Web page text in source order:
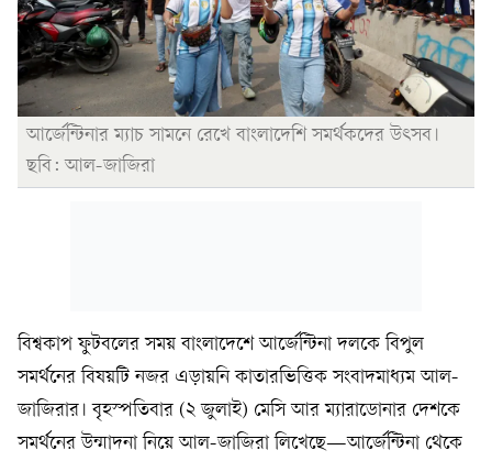
আর্জেন্টিনার ম্যাচ সামনে রেখে বাংলাদেশি সমর্থকদের উৎসব।
ছবি: আল-জাজিরা
বিশ্বকাপ ফুটবলের সময় বাংলাদেশে আর্জেন্টিনা দলকে বিপুল
সমর্থনের বিষয়টি নজর এড়ায়নি কাতারভিত্তিক সংবাদমাধ্যম আল-
জাজিরার। বৃহস্পতিবার (২ জুলাই) মেসি আর ম্যারাডোনার দেশকে
সমর্থনের উন্মাদনা নিয়ে আল-জাজিরা লিখেছে—আর্জেন্টিনা থেকে